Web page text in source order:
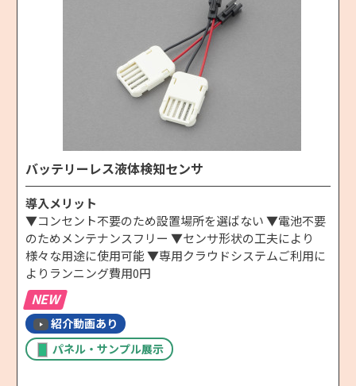
バッテリーレス液体検知センサ
導入メリット
▼コンセント不要のため設置場所を選ばない ▼電池不要
のためメンテナンスフリー ▼センサ形状の工夫により
様々な用途に使用可能 ▼専用クラウドシステムご利用に
よりランニング費用0円
NEW
紹介動画あり
パネル・サンプル展示